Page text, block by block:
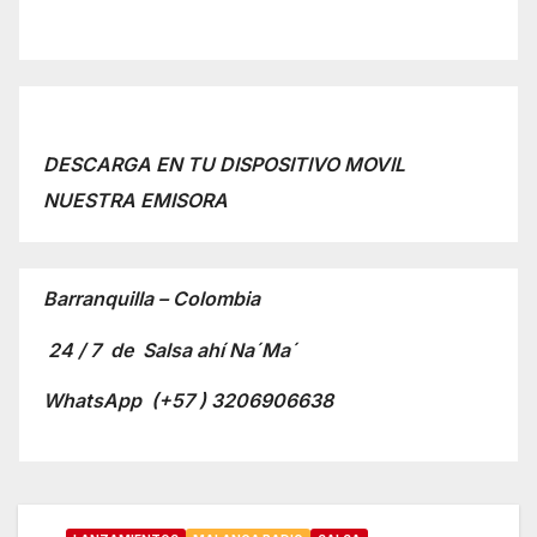
DESCARGA EN TU DISPOSITIVO MOVIL
NUESTRA EMISORA
Barranquilla – Colombia
24 / 7 de Salsa ahí Na´Ma´
WhatsApp (+57 ) 3206906638